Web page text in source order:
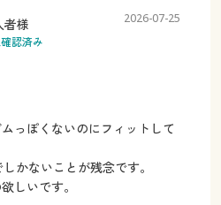
者様
認済み
2026-07-25
っぽくないのにフィットして
かないことが残念です。
しいです。